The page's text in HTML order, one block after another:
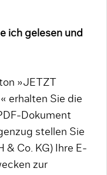
ich gelesen und
»JETZT
erhalten Sie die
Dokument
stellen Sie
& Co. KG) Ihre E-
zur